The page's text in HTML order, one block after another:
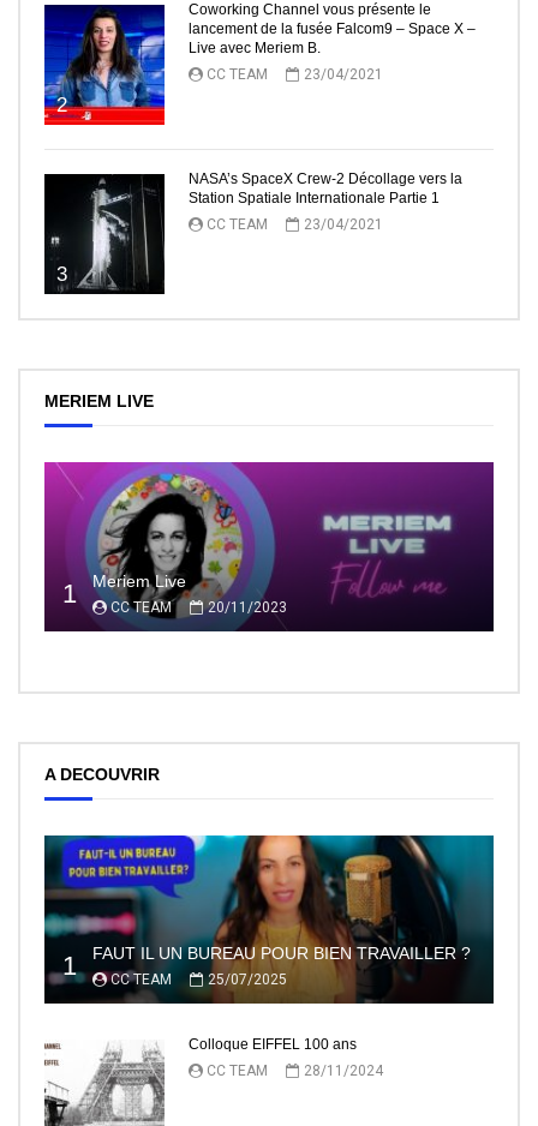
2
Coworking Channel vous présente le
lancement de la fusée Falcom9 – Space X –
Live avec Meriem B.
CC TEAM
23/04/2021
3
NASA’s SpaceX Crew-2 Décollage vers la
Station Spatiale Internationale Partie 1
CC TEAM
23/04/2021
MERIEM LIVE
1 Meriem Live
CC TEAM 20/11/2023
A DECOUVRIR
1 FAUT IL UN BUREAU POUR BIEN TRAVAILLER ?
CC TEAM 25/07/2025
Colloque EIFFEL 100 ans
CC TEAM
28/11/2024